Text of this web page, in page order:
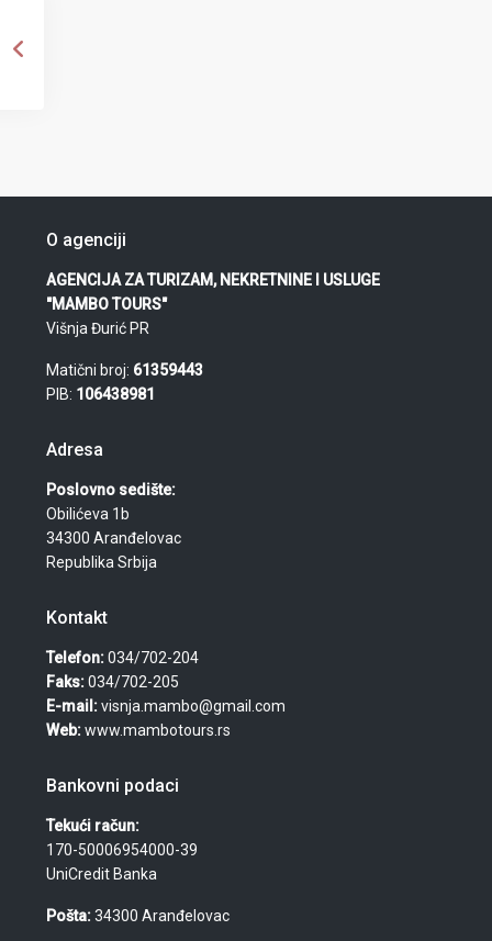
O agenciji
AGENCIJA ZA TURIZAM, NEKRETNINE I USLUGE
"MAMBO TOURS"
Višnja Đurić PR
Matični broj: 61359443
PIB: 106438981
Adresa
Poslovno sedište:
Obilićeva 1b
34300 Aranđelovac
Republika Srbija
Kontakt
Telefon:034/702-204
Faks:034/702-205
E-mail:visnja.mambo@gmail.com
Web:www.mambotours.rs
Bankovni podaci
Tekući račun:
170-50006954000-39
UniCredit Banka
Pošta:34300 Aranđelovac